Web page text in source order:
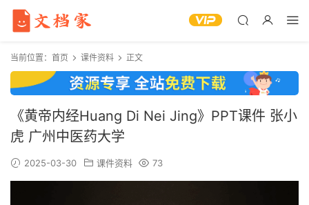
当前位置： 首页 课件资料 正文
《黄帝内经Huang Di Nei Jing》PPT课件 张小
虎 广州中医药大学
2025-03-30 课件资料 73